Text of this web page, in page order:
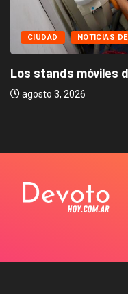
CIUDAD NOTICIAS
Los stands móviles
agosto 3, 2026